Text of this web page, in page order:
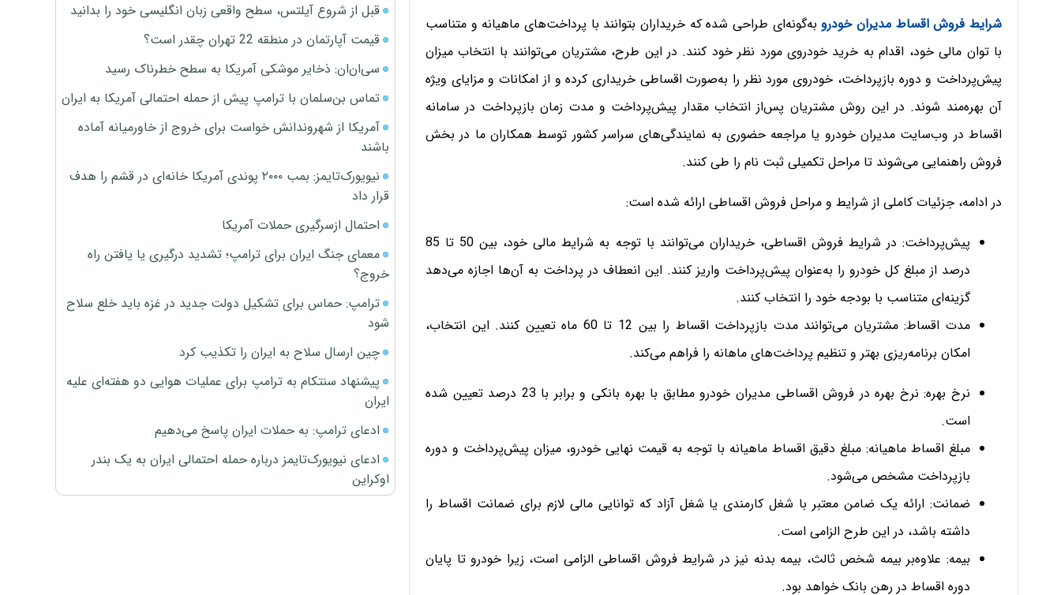
شرایط فروش اقساط مدیرانخودرو به‌گونه‌ای طراحی شده که خریداران بتوانند با پرداخت‌های ماهیانه و متناسب
با توان مالی خود، اقدام به خرید خودروی مورد نظر خود کنند. در این طرح، مشتریان می‌توانند با انتخاب میزان
پیش‌پرداخت و دوره بازپرداخت، خودروی مورد نظر را به‌صورت اقساطی خریداری کرده و از امکانات و مزایای ویژه
آن بهره‌مند شوند. در این روش مشتریان پس‌از انتخاب مقدار پیش‌پرداخت و مدت زمان بازپرداخت در سامانه
اقساط در وب‌سایت مدیران خودرو یا مراجعه حضوری به نمایندگی‌های سراسر کشور توسط همکاران ما در بخش
فروش راهنمایی می‌شوند تا مراحل تکمیلی ثبت نام را طی کنند.
در ادامه، جزئیات کاملی از شرایط و مراحل فروش اقساطی ارائه شده است:
پیش‌پرداخت: در شرایط فروش اقساطی، خریداران می‌توانند با توجه به شرایط مالی خود، بین 50 تا 85
درصد از مبلغ کل خودرو را به‌عنوان پیش‌پرداخت واریز کنند. این انعطاف در پرداخت به آن‌ها اجازه می‌دهد
گزینه‌ای متناسب با بودجه خود را انتخاب کنند.
مدت اقساط: مشتریان می‌توانند مدت بازپرداخت اقساط را بین 12 تا 60 ماه تعیین کنند. این انتخاب،
امکان برنامه‌ریزی بهتر و تنظیم پرداخت‌های ماهانه را فراهم می‌کند.
نرخ بهره: نرخ بهره در فروش اقساطی مدیران خودرو مطابق با بهره بانکی و برابر با 23 درصد تعیین شده
است.
مبلغ اقساط ماهیانه: مبلغ دقیق اقساط ماهیانه با توجه به قیمت نهایی خودرو، میزان پیش‌پرداخت و دوره
بازپرداخت مشخص می‌شود.
ضمانت: ارائه یک ضامن معتبر با شغل کارمندی یا شغل آزاد که توانایی مالی لازم برای ضمانت اقساط را
داشته باشد، در این طرح الزامی است.
بیمه: علاوه‌بر بیمه شخص ثالث، بیمه بدنه نیز در شرایط فروش اقساطی الزامی است، زیرا خودرو تا پایان
دوره اقساط در رهن بانک خواهد بود.
قبل از شروع آیلتس، سطح واقعی زبان انگلیسی خود را بدانید
قیمت آپارتمان در منطقه 22 تهران چقدر است؟
سی‌ان‌ان: ذخایر موشکی آمریکا به سطح خطرناک رسید
تماس بن‌سلمان با ترامپ پیش از حمله احتمالی آمریکا به ایران
آمریکا از شهروندانش خواست برای خروج از خاورمیانه آماده
باشند
نیویورک‌تایمز: بمب ۲۰۰۰ پوندی آمریکا خانه‌ای در قشم را هدف
قرار داد
احتمال ازسرگیری حملات آمریکا
معمای جنگ ایران برای ترامپ؛ تشدید درگیری یا یافتن راه
خروج؟
ترامپ: حماس برای تشکیل دولت جدید در غزه باید خلع سلاح
شود
چین ارسال سلاح به ایران را تکذیب کرد
پیشنهاد سنتکام به ترامپ برای عملیات هوایی دو هفته‌ای علیه
ایران
ادعای ترامپ: به حملات ایران پاسخ می‌دهیم
ادعای نیویورک‌تایمز درباره حمله احتمالی ایران به یک بندر
اوکراین